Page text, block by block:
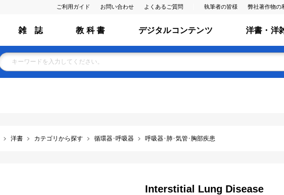
ご利用ガイド お問い合わせ よくあるご質問 執筆者の皆様 弊社著作物の
雑 誌 教 科 書 デジタルコンテンツ 洋書・洋
洋書 カテゴリから探す 循環器･呼吸器 呼吸器･肺･気管･胸部疾患
Interstitial Lung Disease